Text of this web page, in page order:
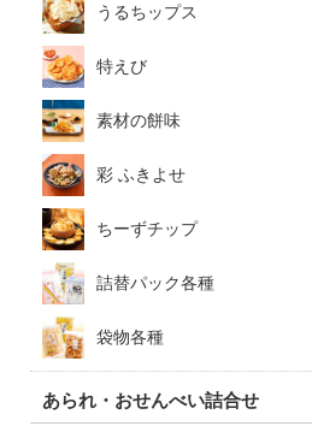
うるちップス
特えび
素材の餅味
彩 ふきよせ
ちーずチップ
詰替パック各種
袋物各種
あられ・おせんべい詰合せ